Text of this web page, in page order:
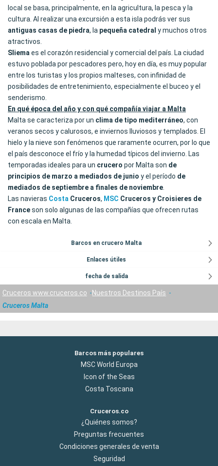
local se basa, principalmente, en la agricultura, la pesca y la
cultura. Al realizar una excursión a esta isla podrás ver sus
antiguas casas de piedra, la pequeña catedral y muchos otros
atractivos.
Sliemaes el corazón residencial y comercial del país. La ciudad
estuvo poblada por pescadores pero, hoy en día, es muy popular
entre los turistas y los propios malteses, con infinidad de
posibilidades de entretenimiento, especialmente el buceo y el
senderismo.
En qué época del año y con qué compañía viajar a Malta
Malta se caracteriza por un clima de tipo mediterráneo, con
veranos secos y calurosos, e inviernos lluviosos y templados. El
hielo y la nieve son fenómenos que raramente ocurren, por lo que
el país desconoce el frío y la humedad típicos del invierno. Las
temporadas ideales para un crucero por Malta son de
principios de marzo a mediados de junio y el período de
mediados de septiembre a finales de noviembre.
Las navieras Costa Cruceros, MSC Cruceros y Croisieres de
Franceson solo algunas de las compañías que ofrecen rutas
con escala en Malta.
Barcos en crucero Malta
Enlaces útiles
fecha de salida
Cruceros www.cruceros.co
Nuestros Destinos País
Cruceros Malta
Barcos más populares
MSC World Europa
Icon of the Seas
Costa Toscana
Cruceros.co
¿Quiénes somos?
Preguntas frecuentes
Condiciones generales de venta
Seguridad